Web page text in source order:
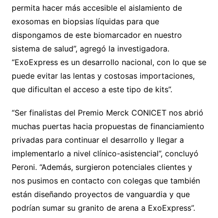
permita hacer más accesible el aislamiento de
exosomas en biopsias líquidas para que
dispongamos de este biomarcador en nuestro
sistema de salud”, agregó la investigadora.
“ExoExpress es un desarrollo nacional, con lo que se
puede evitar las lentas y costosas importaciones,
que dificultan el acceso a este tipo de kits”.
“Ser finalistas del Premio Merck CONICET nos abrió
muchas puertas hacia propuestas de financiamiento
privadas para continuar el desarrollo y llegar a
implementarlo a nivel clínico-asistencial”, concluyó
Peroni. “Además, surgieron potenciales clientes y
nos pusimos en contacto con colegas que también
están diseñando proyectos de vanguardia y que
podrían sumar su granito de arena a ExoExpress”.